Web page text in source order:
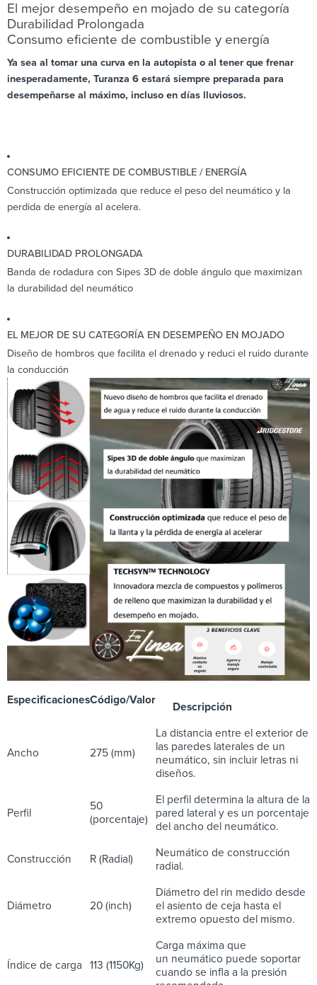
El mejor desempeño en mojado de su categoría
Durabilidad Prolongada
Consumo eficiente de combustible y energía
Ya sea al tomar una curva en la autopista o al tener que frenar
inesperadamente, Turanza 6 estará siempre preparada para
desempeñarse al máximo, incluso en días lluviosos.
CONSUMO EFICIENTE DE COMBUSTIBLE / ENERGÍA
Construcción optimizada que reduce el peso del neumático y la
perdida de energía al acelera.
DURABILIDAD PROLONGADA
Banda de rodadura con Sipes 3D de doble ángulo que maximizan
la durabilidad del neumático
EL MEJOR DE SU CATEGORÍA EN DESEMPEÑO EN MOJADO
Diseño de hombros que facilita el drenado y reduci el ruido durante
la conducción
EspecificacionesCódigo/Valor
Descripción
Ancho 275 (mm)
La distancia entre el exterior de
las paredes laterales de un
neumático, sin incluir letras ni
diseños.
Perfil
50
(porcentaje)
El perfil determina la altura de la
pared lateral y es un porcentaje
del ancho del neumático.
Construcción R (Radial)
Neumático de construcción
radial.
Diámetro 20 (inch)
Diámetro del rin medido desde
el asiento de ceja hasta el
extremo opuesto del mismo.
Índice de carga 113 (1150Kg)
Carga máxima que
un neumático puede soportar
cuando se infla a la presión